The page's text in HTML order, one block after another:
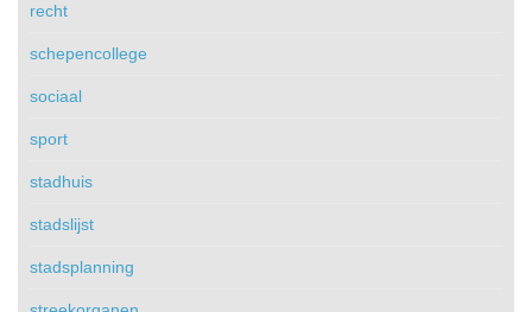
recht
schepencollege
sociaal
sport
stadhuis
stadslijst
stadsplanning